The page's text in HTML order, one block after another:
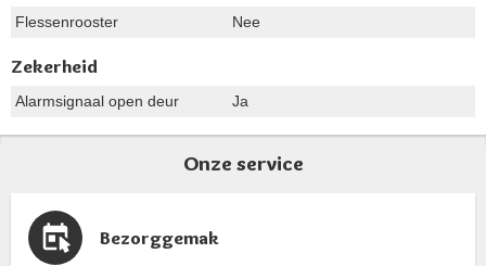
Flessenrooster Nee
Zekerheid
Alarmsignaal open deur Ja
Onze service
Bezorggemak